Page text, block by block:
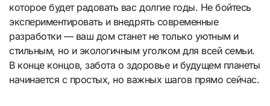
которое будет радовать вас долгие годы. Не бойтесь
экспериментировать и внедрять современные
разработки — ваш дом станет не только уютным и
стильным, но и экологичным уголком для всей семьи.
В конце концов, забота о здоровье и будущем планеты
начинается с простых, но важных шагов прямо сейчас.